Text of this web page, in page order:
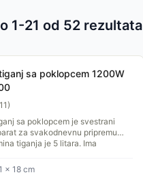
1-21 od 52 rezultata
sa poklopcem 1200W
11)
sa poklopcem je svestrani
za svakodnevnu pripremu
tiganja je 5 litara. Ima
× 18 cm